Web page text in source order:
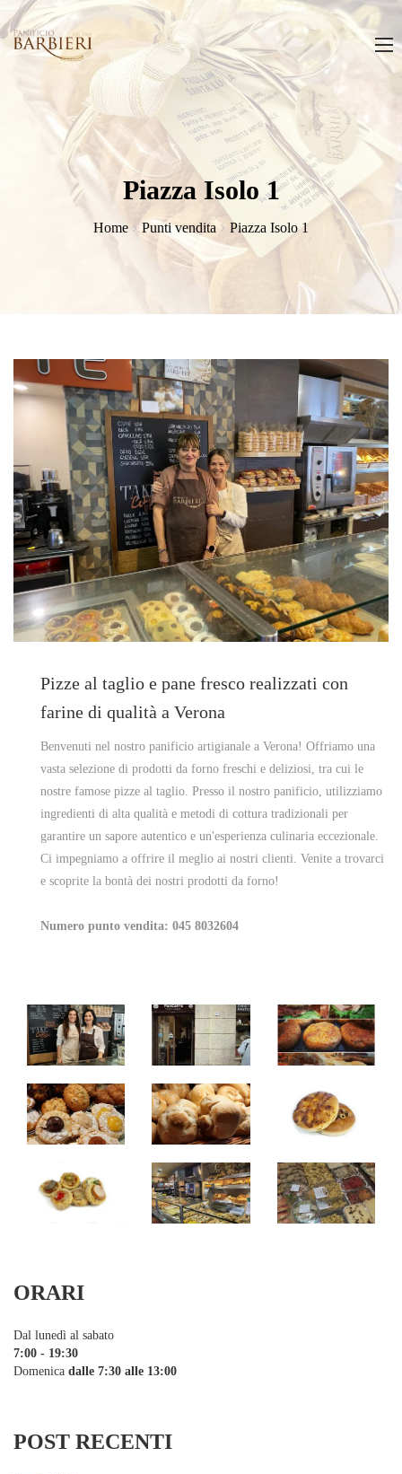
Piazza Isolo 1
Home Punti vendita Piazza Isolo 1
Pizze al taglio e pane fresco realizzati con
farine di qualità a Verona
Benvenuti nel nostro panificio artigianale a Verona! Offriamo una
vasta selezione di prodotti da forno freschi e deliziosi, tra cui le
nostre famose pizze al taglio. Presso il nostro panificio, utilizziamo
ingredienti di alta qualità e metodi di cottura tradizionali per
garantire un sapore autentico e un'esperienza culinaria eccezionale.
Ci impegniamo a offrire il meglio ai nostri clienti. Venite a trovarci
e scoprite la bontà dei nostri prodotti da forno!
Numero punto vendita: 045 8032604
ORARI
Dal lunedì al sabato
7:00 - 19:30
Domenica dalle 7:30 alle 13:00
POST RECENTI